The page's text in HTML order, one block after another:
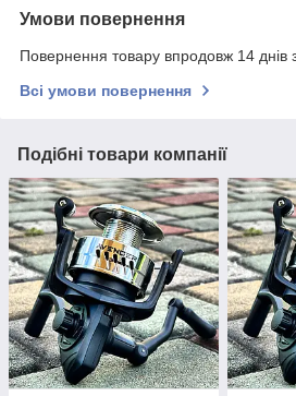
Умови повернення
Повернення товару впродовж 14 днів
Всі умови повернення
Подібні товари компанії